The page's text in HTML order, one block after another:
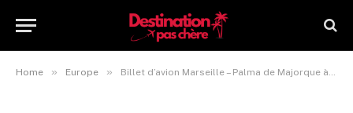
Home » Europe » Billet d’avion Marseille – Palma de Majorque à 39€ aller-retour